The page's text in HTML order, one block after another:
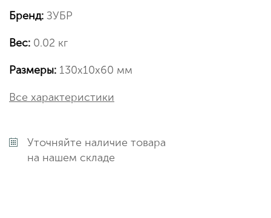
Бренд: ЗУБР
Вес: 0.02 кг
Размеры: 130х10х60 мм
Все характеристики
Уточняйте наличие товара
на нашем складе